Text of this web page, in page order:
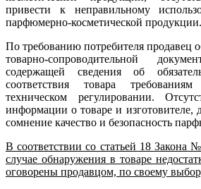
привести к неправильному
парфюмерно-косметической продукции.
По требованию потребителя продавец
товарно-сопроводительной
содержащей сведения об
соответствия товара требованиям
техническом регулировании.
информации о товаре и изготовителе,
сомнение качество и безопасность
В соответствии со статьей 18 Закона
случае обнаружения в товаре
оговорены продавцом, по своему